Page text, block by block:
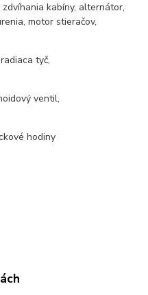
kabíny, alternátor,
motor stieračov,
tyč,
ventil,
hodiny